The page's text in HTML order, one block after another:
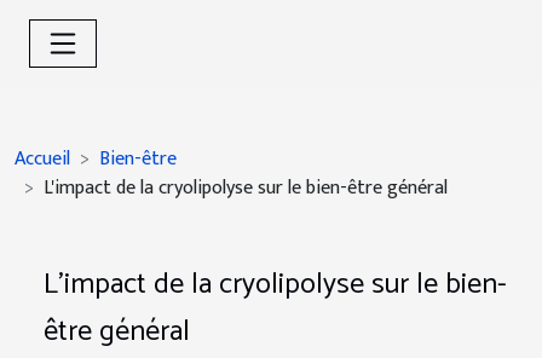
Accueil
Bien-être
L'impact de la cryolipolyse sur le bien-être général
L'impact de la cryolipolyse sur le bien-
être général